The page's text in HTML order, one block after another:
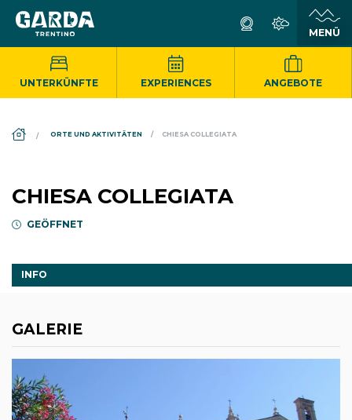
UNTERKÜNFTE EXPERIENCES ANGEBOTE
ORTE UND AKTIVITÄTEN CHIESA COLLEGIATA
CHIESA COLLEGIATA
GEÖFFNET
INFO
GALERIE